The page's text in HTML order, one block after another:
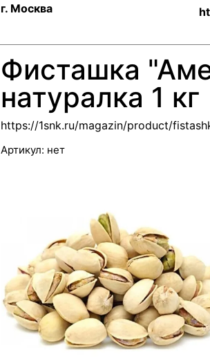
г. Москва
Фисташка
натуралка 1 кг
https://1snk.ru/magazin/product/
Артикул: нет